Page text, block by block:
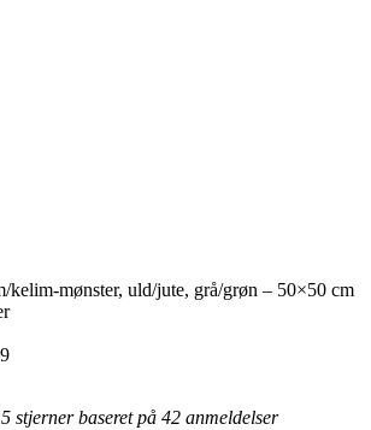
kelim-mønster, uld/jute, grå/grøn – 50×50 cm
stjerner baseret på 42 anmeldelser